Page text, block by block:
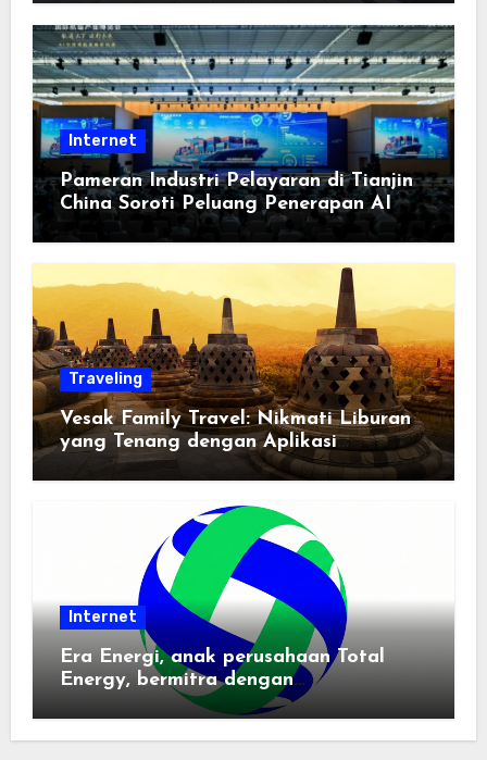
Internet
Pameran Industri Pelayaran di Tianjin
China Soroti Peluang Penerapan AI
Traveling
Vesak Family Travel: Nikmati Liburan
yang Tenang dengan Aplikasi
Pemindai PDF
Internet
Era Energi, anak perusahaan Total
Energy, bermitra dengan
Zhuochuangtong untuk mempercepat
transisi energi Indonesia — raksasa